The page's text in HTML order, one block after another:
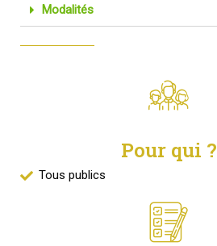
Modalités
Pour qui ?
Tous publics